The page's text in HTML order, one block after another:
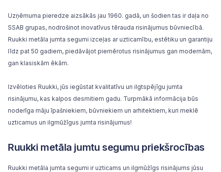
Uzņēmuma pieredze aizsākās jau 1960. gadā, un šodien tas ir daļa no
SSAB grupas, nodrošinot inovatīvus tērauda risinājumus būvniecībā.
Ruukki metāla jumta segumi izceļas ar uzticamību, estētiku un garantiju
līdz pat 50 gadiem, piedāvājot piemērotus risinājumus gan modernām,
gan klasiskām ēkām.
Izvēloties Ruukki, jūs iegūstat kvalitatīvu un ilgtspējīgu jumta
risinājumu, kas kalpos desmitiem gadu. Turpmākā informācija būs
noderīga māju īpašniekiem, būvniekiem un arhitektiem, kuri meklē
uzticamus un ilgmūžīgus jumta risinājumus!
Ruukki metāla jumtu segumu priekšrocības
Ruukki metāla jumta segumi ir uzticams un ilgmūžīgs risinājums jūsu